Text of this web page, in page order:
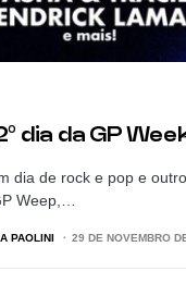
dia da GP
dia de rock e pop e
Weep,…
PAOLINI 29 DE NOVEMBRO